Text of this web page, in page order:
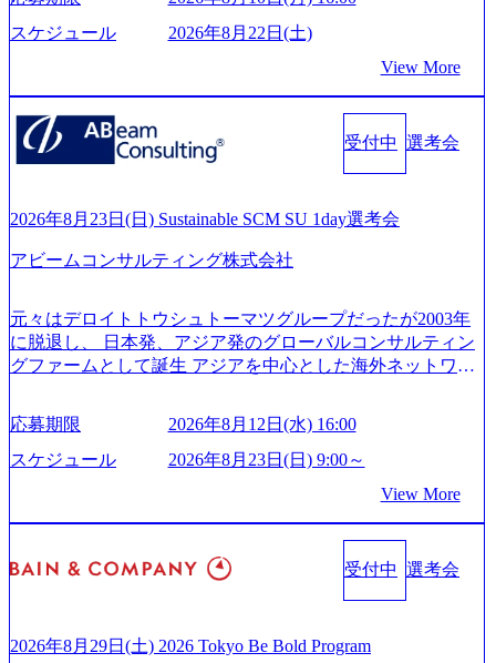
円を目指す日本にもなかなかないメガベンチャー。創業か
ら黒字経営。年間130%成長 https://storage.googleapis.com/our-
527843-d227-4df8-b86c-5587f843fdf6_1200x471.webp https://stor
age.googleapis.com/our-vision-production.appspot.com/public/imag
es/20251030164946_dc0888f6-0539-4887-84d7-34c8d8544226_1
200x666.webp 年間100億円規模の投資の元、10以上もの新規
能 社内転職が活発であり、多様なスキルを1社で身に着ける
ことが可能 事業開発・運用を内包かする「オールインハウ
ス」型の組織体。社内スカウトや社内公募制度を用いて主
165942_70f09968-1b27-43e6-b849-1cd107c4f488_1200x698.web
p ## 働き方／WLB／待遇 内装8億円超のかっこいいオフィ
スがあり、 働き甲斐のあるランキング、新卒注目ランキン
ため事業創造の自由度が高く、赤字事業でも投資して長期
的な成長を若手に任せられる環境 対面でのコミュニケーシ
ョンメリットを重視するため出社勤務。1日の労働時間平均
ア組織） 2026年8月22日(土) 10:00～最長16:00 2026年8月10
日(月) 16:00 ※応募者が定員を上回る場合は、厳正なる審査
の上参加者を決定させていただきます。ご了承ください。
● 当日の流れ 受付 → 会社説明会 → 面接(会社説明会終了
後、随時ご案内) ※全てリモートにて実施します。 ※参加
通常の選考フローと異なり、事前に適性検査をご受検いた
貫して支援する総合系・IT系ファームである あらゆる産業
において非常に良質な顧客基盤を築いており、Fortune Globa
手掛けたプロジェクトは「ファーストリテイリングにおけ
るグローバル化」「資生堂グループのDX化支援」「ヴィヴ
ィアン・ウエストウッドの製品開発」など多岐にわたる コ
ンサルティング活動のみならず、2021年にはKDDIと合弁会
社「ARISE analytics」を設立し、人工知能とデータアナリテ
ジタル人材育成の支援も盛んに行う 採用資料 (https://www.ac
2/Accenture-Recruiting-Brochure.pdf#zoom=50) 女性の活躍につ
rs/corporate/document/women-brochure.pdf#zoom=50) 社員発信
のキャリアブログ (https://www.accenture.com/jp-ja/blogs/japan-
careers-blog) 江川社長が語る「105点経営」 (https://business.ni
kkei.com/atcl/gen/19/00604/021600008/) 規模拡大で成功する理
6218) 大手広告代理店出身者などマーケティングのトップ人
材が集結するワケ (https://markezine.jp/article/detail/45446) エン
ジニアからコンサルタントへ。会社に入って、何が変わっ
た？ (https://www.businessinsider.jp/post-288838) プラダ：ラグ
nture.com/jp-ja/case-studies/song/prada-luxury-product-customizati
on) 大正製薬：ITカーブアウト支援 (https://www.accenture.co
m/jp-ja/case-studies/consulting/taisho-pharmaceutical)（ストラテ
ジー & コンサルティング） ソフトバンク：初のオンライン
s://www.accenture.com/jp-ja/case-studies/communications-media/so
スケジュール
2026年8月22日(土)
View More
受付中 選考会
2026年8月23日(日) Sustainable SCM SU 1day選考会
アビームコンサルティング株式会社
元々はデロイトトウシュトーマツグループだったが2003年
に脱退し、 日本発、アジア発のグローバルコンサルティン
グファームとして誕生 アジアを中心とした海外ネットワー
供している日系最大級の総合コンサルティングファーム
『Build Beyond As One ®.』をブランドメッセージに掲げ、
企業や組織の変革を通じて社会や産業の課題を解決し、未
確実な実現と社会的価値及び経済的価値の追求にも貢献 NE
Cとの戦略的資本提携も実現して、現在はNECのグループ会
シングなどの専門知識と、豊富な経験を持つ約6,000名を超
えるプロフェッショナルを有する 金融、製造、流通、エネ
トとしている SAP領域においては日本市場No.1を誇り、全
応募期限
2026年8月12日(水) 16:00
スケジュール
2026年8月23日(日) 9:00～
View More
受付中 選考会
2026年8月29日(土) 2026 Tokyo Be Bold Program